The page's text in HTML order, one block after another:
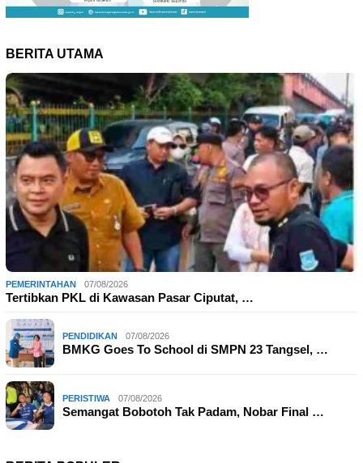
BERITA UTAMA
PEMERINTAHAN 07/08/2026
Tertibkan PKL di Kawasan Pasar Ciputat, …
PENDIDIKAN 07/08/2026
BMKG Goes To School di SMPN 23 Tangsel, …
PERISTIWA 07/08/2026
Semangat Bobotoh Tak Padam, Nobar Final …